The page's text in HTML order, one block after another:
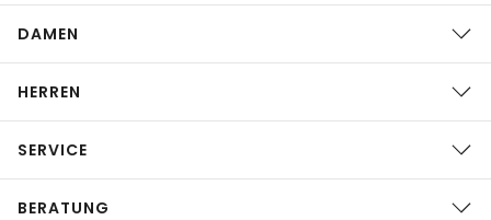
DAMEN
HERREN
SERVICE
BERATUNG